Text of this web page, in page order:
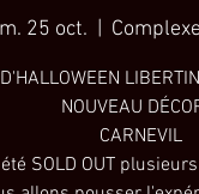
25 oct.
  |
NOUVEAU
CARNEVIL
été SOLD OUT